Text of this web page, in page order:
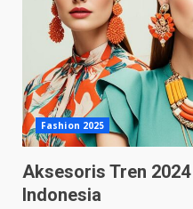
Fashion 2025
Aksesoris Tren
Indonesia